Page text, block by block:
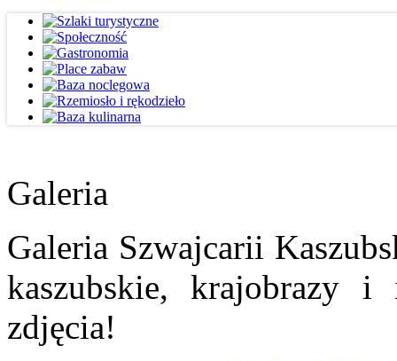
Galeria
Galeria Szwajcarii
kaszubskie, krajobrazy
zdjęcia!